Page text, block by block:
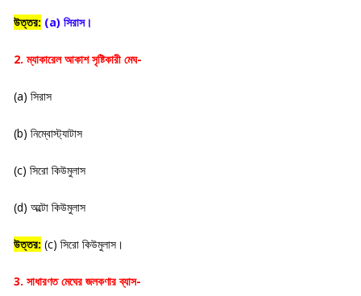
উত্তর: (a) সিরাস।
2. ম্যাকারেল আকাশ সৃষ্টিকারী মেঘ-
(a) সিরাস
(b) নিম্বোস্ট্যাটাস
(c) সিরো কিউমুলাস
(d) অল্টো কিউমুলাস
উত্তর: (c) সিরো কিউমুলাস।
3. সাধারণত মেঘের জলকণার ব্যাস-